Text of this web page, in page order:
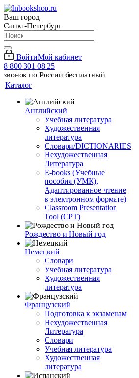
Ваш город
Санкт-Петербург
ВойтиМой кабинет
8 800 301 08 25
звонок по России бесплатный
Каталог
Английский
Учебная литература
Художественная
литература
Словари/DICTIONARIES
Нехудожественная
Литература
E-books (Учебные
пособия (УМК),
Адаптированное чтение
в электронном формате)
Classroom Presentation
Tool (CPT)
Рождество и Новый год
Немецкий
Словари
Учебная литература
Художественная
литература
Французский
Подготовка к экзаменам
Нехудожественная
Литература
Словари
Учебная литература
Художественная
литература